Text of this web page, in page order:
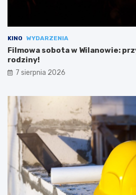
KINO WYDARZENIA
Filmowa sobota w Wilanowie:
rodziny!
7 sierpnia 2026